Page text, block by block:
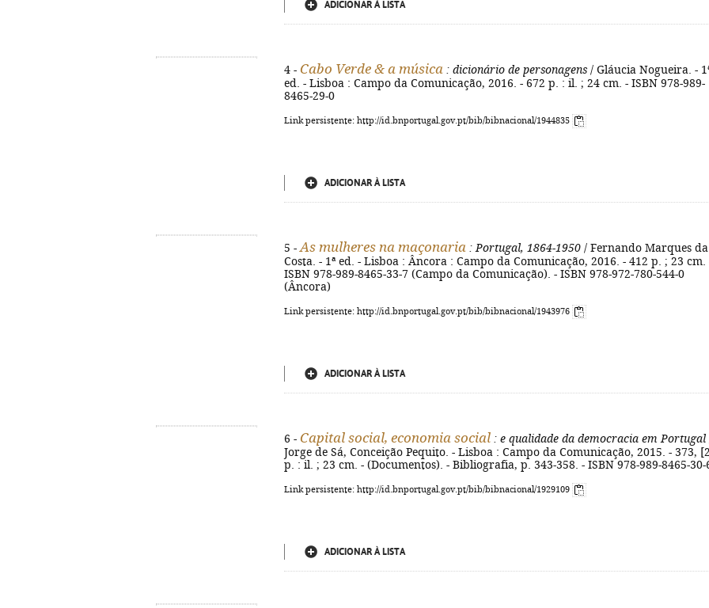
ADICIONAR À LISTA
4 - Cabo Verde & a música : dicionário de personagens / Gláucia Nogueira. -
ed. - Lisboa : Campo da Comunicação, 2016. - 672 p. : il. ; 24 cm. - ISBN 978-989-
8465-29-0
Link persistente: http://id.bnportugal.gov.pt/bib/bibnacional/1944835
ADICIONAR À LISTA
5 - As mulheres na maçonaria : Portugal, 1864-1950 / Fernando Marques da
Costa. - 1ª ed. - Lisboa : Âncora : Campo da Comunicação, 2016. - 412 p. ; 23 cm.
ISBN 978-989-8465-33-7 (Campo da Comunicação). - ISBN 978-972-780-544-0
(Âncora)
Link persistente: http://id.bnportugal.gov.pt/bib/bibnacional/1943976
ADICIONAR À LISTA
6 - Capital social, economia social : e qualidade da democracia em Portugal
Jorge de Sá, Conceição Pequito. - Lisboa : Campo da Comunicação, 2015. - 373,
p. : il. ; 23 cm. - (Documentos). - Bibliografia, p. 343-358. - ISBN 978-989-8465-30-
Link persistente: http://id.bnportugal.gov.pt/bib/bibnacional/1929109
ADICIONAR À LISTA